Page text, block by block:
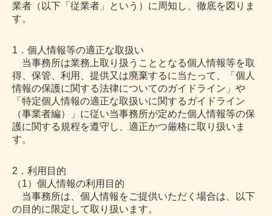
業者（以下「従業者」という）に周知し、徹底を図りま
す。
1．個人情報等の適正な取扱い
当事務所は業務上取り扱うこととなる個人情報等を取
得、保管、利用、提供又は廃棄するに当たって、「個人
情報の保護に関する法律についてのガイドライン」や
「特定個人情報の適正な取扱いに関するガイドライン
（事業者編）」に従い当事務所が定めた個人情報等の保
護に関する規程を遵守し、適正かつ厳格に取り扱いま
す。
2．利用目的
（1）個人情報の利用目的
当事務所は、個人情報をご提供いただく場合は、以下
の目的に限定して取り扱います。